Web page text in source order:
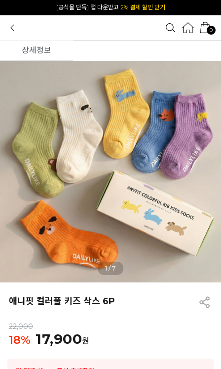
[공식몰 단독] 앱 다운받고 2% 결제 할인 받기
0
상세정보
1/7
애니핏 컬러풀 키즈 삭스 6P
22,000
18% 17,900원